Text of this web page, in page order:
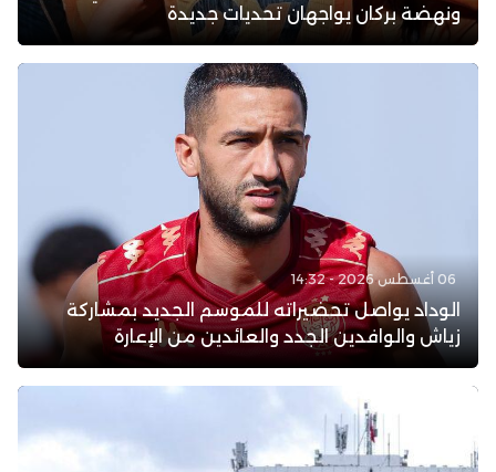
ونهضة بركان يواجهان تحديات جديدة
06 أغسطس 2026 - 14:32
الوداد يواصل تحضيراته للموسم الجديد بمشاركة
زياش والوافدين الجدد والعائدين من الإعارة